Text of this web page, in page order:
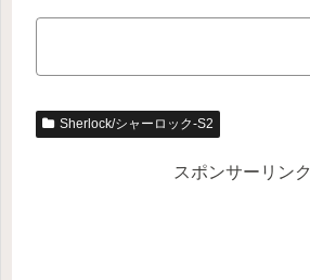
Sherlock/シャーロック-S2
スポンサーリンク